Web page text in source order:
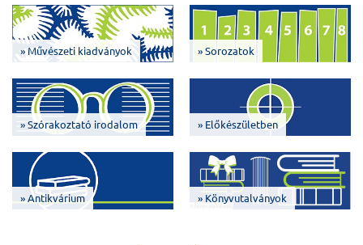
» Művészeti kiadványok » Sorozatok
» Szórakoztató irodalom » Előkészületben
» Antikvárium » Könyvutalványok